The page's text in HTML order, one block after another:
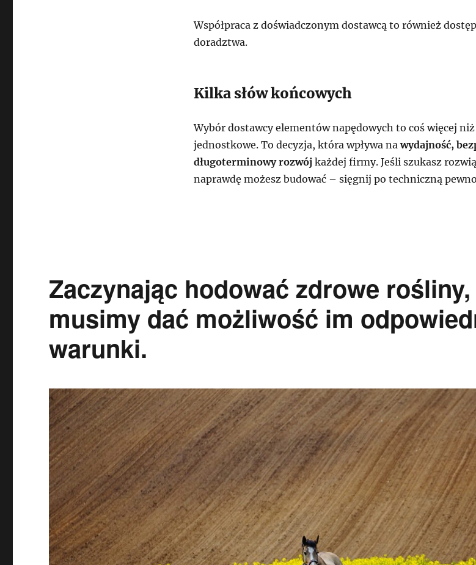
Współpraca z doświadczonym dostawcą to również
doradztwa.
Kilka słów końcowych
Wybór dostawcy elementów napędowych to coś więcej
jednostkowe. To decyzja, która wpływa nawydajność,
długoterminowy rozwój każdej firmy. Jeśli szukasz
naprawdę możesz budować – sięgnij po techniczną
Zaczynając hodować zdrowe rośliny,
musimy dać możliwość im
warunki.